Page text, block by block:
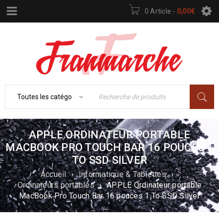
0 Article - 0,00€
APPLE ORDINATEUR PORTABLE
MACBOOK PRO TOUCH BAR 16 POUCES 1
TO SSD SILVER
Accueil › Informatique & Tablettes ›
Ordinateurs portables › APPLE Ordinateur portable
MacBook Pro Touch Bar 16 pouces 1 To SSD Silver